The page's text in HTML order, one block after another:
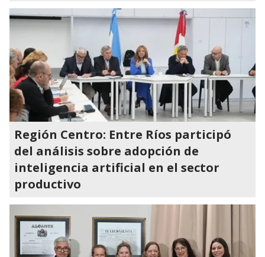
Región Centro: Entre Ríos participó
del análisis sobre adopción de
inteligencia artificial en el sector
productivo